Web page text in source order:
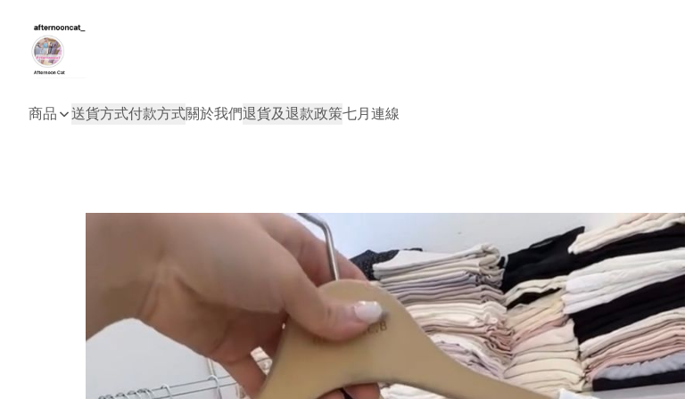
商品 送貨方式付款方式關於我們退貨及退款政策七月連線